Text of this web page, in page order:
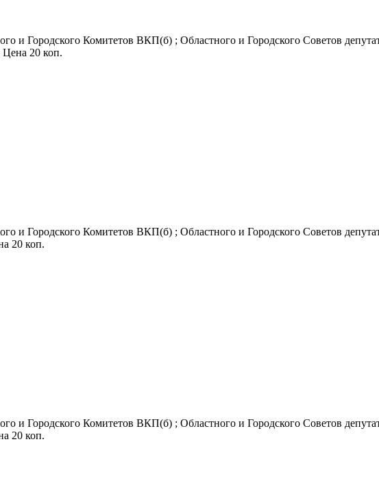
и Городского Комитетов ВКП(б) ; Областного и Городского Советов
Цена 20 коп.
и Городского Комитетов ВКП(б) ; Областного и Городского Советов
20 коп.
и Городского Комитетов ВКП(б) ; Областного и Городского Советов
20 коп.